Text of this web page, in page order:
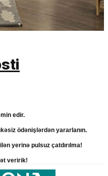
edir.
ödənişlərdən yararlanın.
yerinə pulsuz çatdırılma!
veririk!